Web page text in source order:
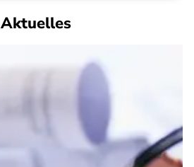
Aktuelles